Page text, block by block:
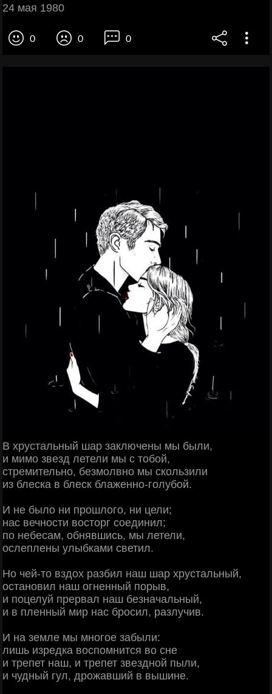
24 мая 1980
0 0 0
В хрустальный шар заключены мы были,
и мимо звезд летели мы с тобой,
стремительно, безмолвно мы скользили
из блеска в блеск блаженно-голубой.
И не было ни прошлого, ни цели;
нас вечности восторг соединил;
по небесам, обнявшись, мы летели,
ослеплены улыбками светил.
Но чей-то вздох разбил наш шар хрустальный,
остановил наш огненный порыв,
и поцелуй прервал наш безначальный,
и в пленный мир нас бросил, разлучив.
И на земле мы многое забыли:
лишь изредка воспомнится во сне
и трепет наш, и трепет звездной пыли,
и чудный гул, дрожавший в вышине.